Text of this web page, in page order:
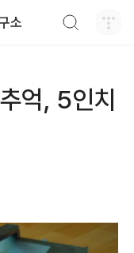
소
억, 5인치